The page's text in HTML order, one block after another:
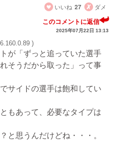
いいね 27 ダメ
このコメントに返信
2025年07月22日 13:13
)
が「ずっと追っていた選手
そうだから取った」って事
サイドの選手は飽和してい
もあって、必要なタイプは
と思うんだけどね・・・。